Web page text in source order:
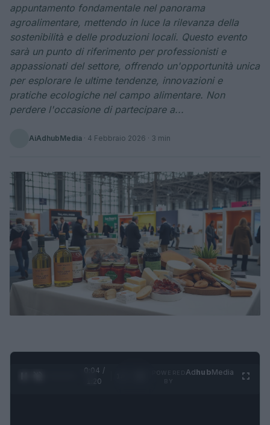
appuntamento fondamentale nel panorama
agroalimentare, mettendo in luce la rilevanza della
sostenibilità e delle produzioni locali. Questo evento
sarà un punto di riferimento per professionisti e
appassionati del settore, offrendo un'opportunità unica
per esplorare le ultime tendenze, innovazioni e
pratiche ecologiche nel campo alimentare. Non
perdere l'occasione di partecipare a...
AiAdhubMedia · 4 Febbraio 2026 · 3 min
0:05 /
1:20
AdhubMedia